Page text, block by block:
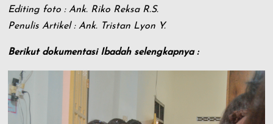
Editing foto : Ank. Riko Reksa R.S.
Penulis Artikel : Ank. Tristan Lyon Y.
Berikut dokumentasi Ibadah selengkapnya :